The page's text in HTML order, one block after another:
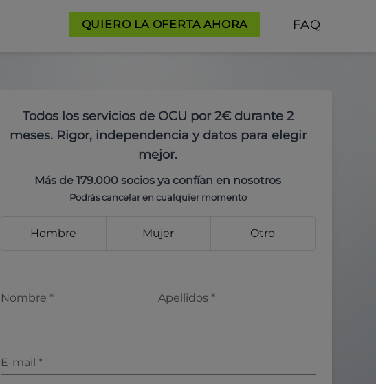
QUIERO LA OFERTA AHORA FAQ
Todos los servicios de OCU por 2€ durante 2
meses. Rigor, independencia y datos para elegir
mejor.
Más de 179.000 socios ya confían en nosotros
Podrás cancelar en cualquier momento
Hombre Mujer Otro
Nombre * Apellidos *
E-mail *